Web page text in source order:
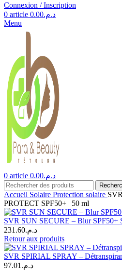
Connexion / Inscription
0 article د.م.0.00
Menu
0 article د.م.0.00
Accueil Solaire Protection solaire
PROTECT SPF50+ | 50 ml
SVR SUN SECURE – Blur SPF50+
د.م.231.60
Retour aux produits
SVR SPIRIAL SPRAY –
د.م. 97.01